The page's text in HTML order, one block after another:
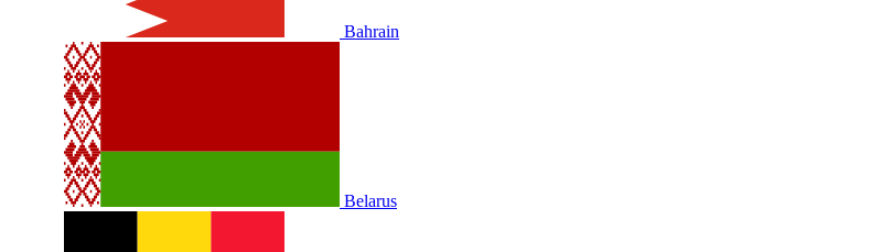
Bahrain
Belarus